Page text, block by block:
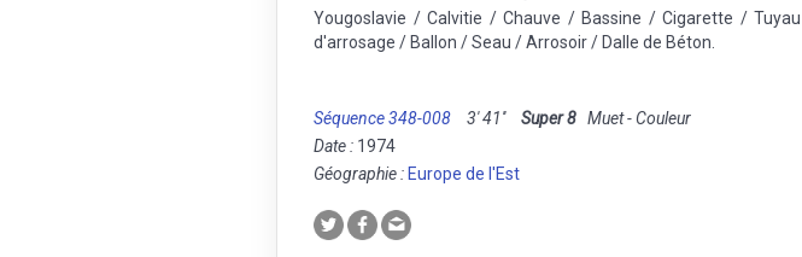
Yougoslavie / Calvitie / Chauve / Bassine / Cigarette / Tuyau
d'arrosage / Ballon / Seau / Arrosoir / Dalle de Béton.
Séquence 348-008 3' 41'' Super 8 Muet - Couleur
Date : 1974
Géographie : Europe de l'Est